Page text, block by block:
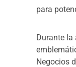
para
Durante la
Negocios